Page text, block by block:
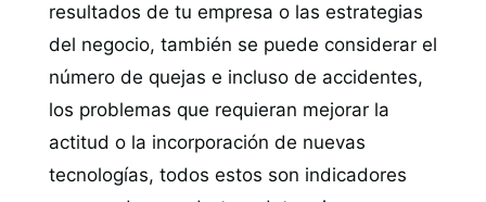
resultados de tu empresa o las estrategias
del negocio, también se puede considerar el
número de quejas e incluso de accidentes,
los problemas que requieran mejorar la
actitud o la incorporación de nuevas
tecnologías, todos estos son indicadores